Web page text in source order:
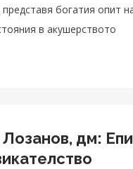
богатия опит
в акушерството
дм: